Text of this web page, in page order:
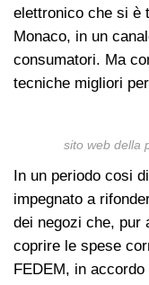
elettronico che si è
Monaco, in un
consumatori. Ma
tecniche migliori
sito web della
In un periodo cosi
impegnato a
dei negozi che, pur
coprire le spese
FEDEM, in